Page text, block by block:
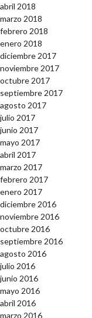
abril 2018
marzo 2018
febrero 2018
enero 2018
diciembre 2017
noviembre 2017
octubre 2017
septiembre 2017
agosto 2017
julio 2017
junio 2017
mayo 2017
abril 2017
marzo 2017
febrero 2017
enero 2017
diciembre 2016
noviembre 2016
octubre 2016
septiembre 2016
agosto 2016
julio 2016
junio 2016
mayo 2016
abril 2016
marzo 2016